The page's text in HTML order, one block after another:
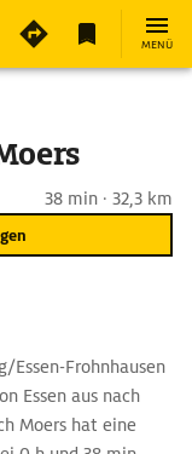
MENÜ
38 min · 32,3 km
Essen-Frohnhausen
Essen aus nach
Moers hat eine